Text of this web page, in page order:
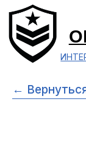
ИНТЕРНЕТ-
←